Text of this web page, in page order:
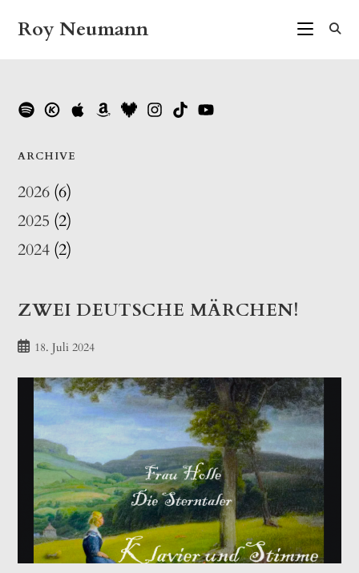
InhaltRoy Neumann
ARCHIVE
2026 (6)
2025 (2)
2024 (2)
ZWEI DEUTSCHE MÄRCHEN!
Beitrag18. Juli 2024